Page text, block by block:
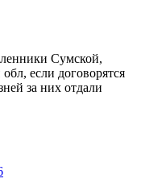
Сумской,
если договорятся
за них отдали